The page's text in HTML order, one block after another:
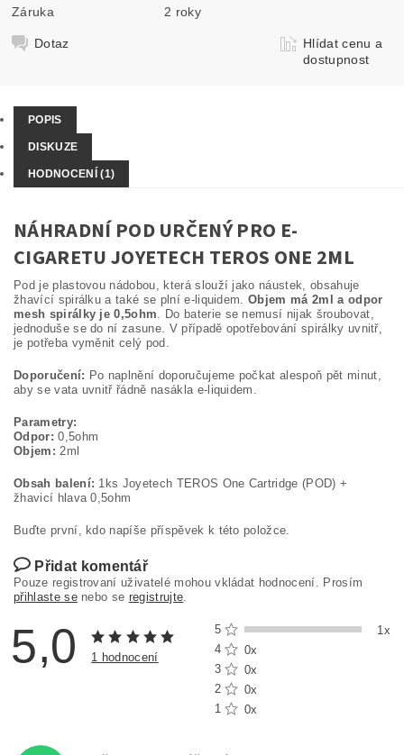
Záruka 2 roky
Dotaz
Hlídat cenu a
dostupnost
POPIS
DISKUZE
HODNOCENÍ (1)
NÁHRADNÍ POD URČENÝ PRO E-
CIGARETU JOYETECH TEROS ONE 2ML
Pod je plastovou nádobou, která slouží jako náustek, obsahuje
žhavící spirálku a také se plní e-liquidem.Objem má 2ml a odpor
mesh spirálky je 0,5ohm. Do baterie se nemusí nijak šroubovat,
jednoduše se do ní zasune. V případě opotřebování spirálky uvnitř,
je potřeba vyměnit celý pod.
Doporučení: Po naplnění doporučujeme počkat alespoň pět minut,
aby se vata uvnitř řádně nasákla e-liquidem.
Parametry:
Odpor: 0,5ohm
Objem: 2ml
Obsah balení: 1ks Joyetech TEROS One Cartridge (POD) +
žhavicí hlava 0,5ohm
Buďte první, kdo napíše příspěvek k této položce.
Přidat komentář
Pouze registrovaní uživatelé mohou vkládat hodnocení. Prosím
přihlaste senebo se registrujte.
5,0 1 hodnocení
5
1x
4
0x
3
0x
2
0x
1
0x